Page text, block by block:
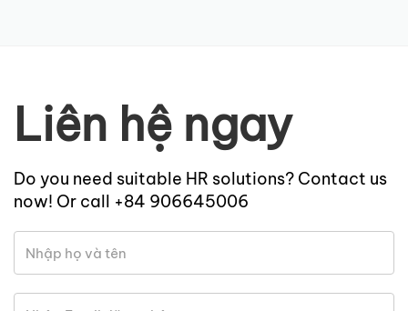
Liên hệ ngay
Do you need suitable HR solutions? Contact us
now! Or call +84 906645006